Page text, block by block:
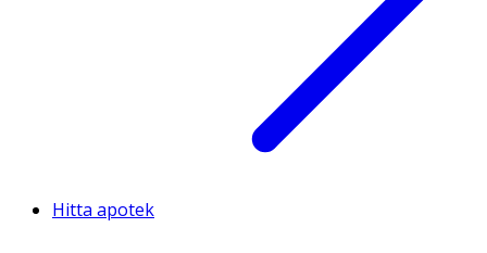
Hitta apotek